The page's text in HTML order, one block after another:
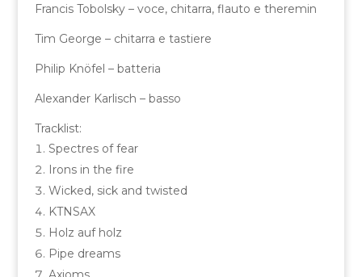
Francis Tobolsky – voce, chitarra, flauto e theremin
Tim George – chitarra e tastiere
Philip Knöfel – batteria
Alexander Karlisch – basso
Tracklist:
Spectres of fear
Irons in the fire
Wicked, sick and twisted
KTNSAX
Holz auf holz
Pipe dreams